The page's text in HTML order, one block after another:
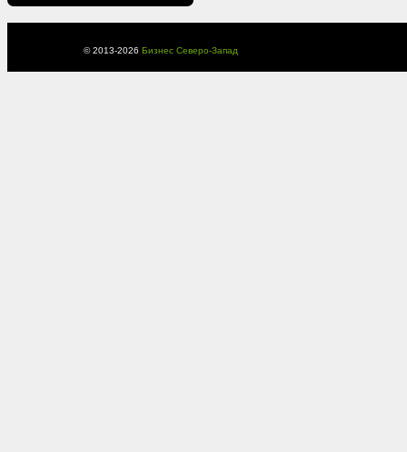
© 2013-2026 Бизнес Северо-Запад